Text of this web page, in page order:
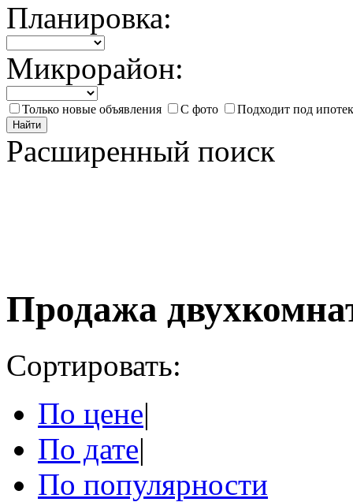
Планировка:
Микрорайон:
Только новые объявления С фото Подходит под
Найти
Расширенный поиск
Продажа
Сортировать:
По цене|
По дате|
По популярности